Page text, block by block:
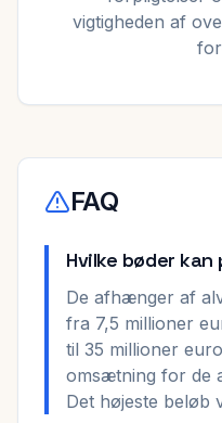
vigtigheden af
FAQ
Hvilke bøder
De afhænger af
fra 7,5 millioner
til 35 millioner
omsætning for de
Det højeste beløb